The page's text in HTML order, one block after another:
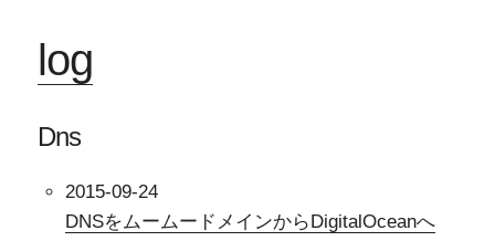
log
Dns
2015-09-24
DNSをムームードメインからDigitalOceanへ